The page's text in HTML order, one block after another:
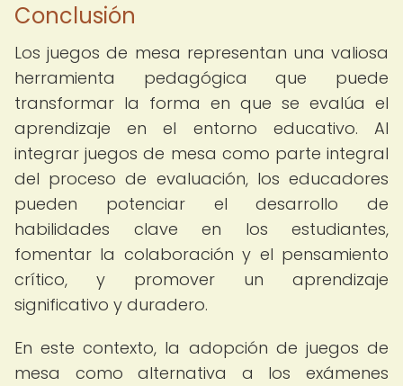
Conclusión
Los juegos de mesa representan una valiosa
herramienta pedagógica que puede
transformar la forma en que se evalúa el
aprendizaje en el entorno educativo. Al
integrar juegos de mesa como parte integral
del proceso de evaluación, los educadores
pueden potenciar el desarrollo de
habilidades clave en los estudiantes,
fomentar la colaboración y el pensamiento
crítico, y promover un aprendizaje
significativo y duradero.
En este contexto, la adopción de juegos de
mesa como alternativa a los exámenes